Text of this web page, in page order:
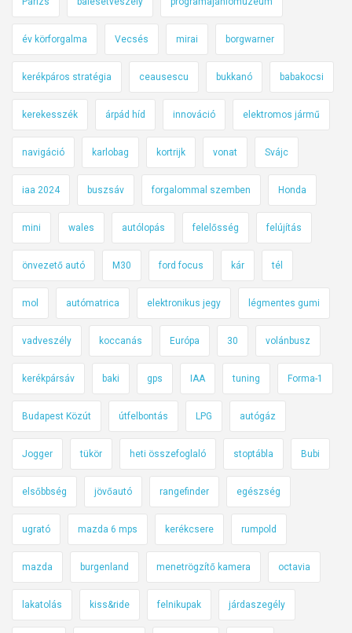
év körforgalma Vecsés mirai borgwarner
kerékpáros stratégia ceausescu bukkanó babakocsi
kerekesszék árpád híd innováció elektromos jármű
navigáció karlobag kortrijk vonat Svájc
iaa 2024 buszsáv forgalommal szemben Honda
mini wales autólopás felelősség felújítás
önvezető autó M30 ford focus kár tél
mol autómatrica elektronikus jegy légmentes gumi
vadveszély koccanás Európa 30 volánbusz
kerékpársáv baki gps IAA tuning Forma-1
Budapest Közút útfelbontás LPG autógáz
Jogger tükör heti összefoglaló stoptábla Bubi
elsőbbség jövőautó rangefinder egészség
ugrató mazda 6 mps kerékcsere rumpold
mazda burgenland menetrögzítő kamera octavia
lakatolás kiss&ride felnikupak járdaszegély